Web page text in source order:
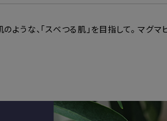
ような、「スベつる肌」を目指して。 マグマ